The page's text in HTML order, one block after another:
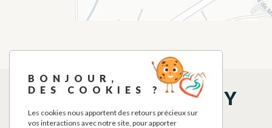
THINGS TO SEE NEARBY
BONJOUR,
DES COOKIES ?
Les cookies nous apportent des retours précieux sur
vos interactions avec notre site, pour apporter